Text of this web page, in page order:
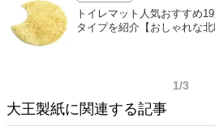
トイレマット人気おすすめ
タイプを紹介【おしゃれな北
1/3
大王製紙に関連する記事